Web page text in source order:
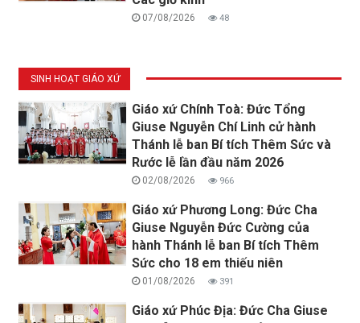
07/08/2026 48
SINH HOẠT GIÁO XỨ
Giáo xứ Chính Toà: Đức Tổng
Giuse Nguyễn Chí Linh cử hành
Thánh lễ ban Bí tích Thêm Sức và
Rước lễ lần đầu năm 2026
02/08/2026 966
Giáo xứ Phương Long: Đức Cha
Giuse Nguyễn Đức Cường của
hành Thánh lễ ban Bí tích Thêm
Sức cho 18 em thiếu niên
01/08/2026 391
Giáo xứ Phúc Địa: Đức Cha Giuse